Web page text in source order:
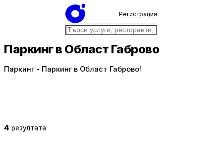
Регистрация
Паркинг в Област Габрово
Паркинг - Паркинг в Област Габрово!
4 резултата